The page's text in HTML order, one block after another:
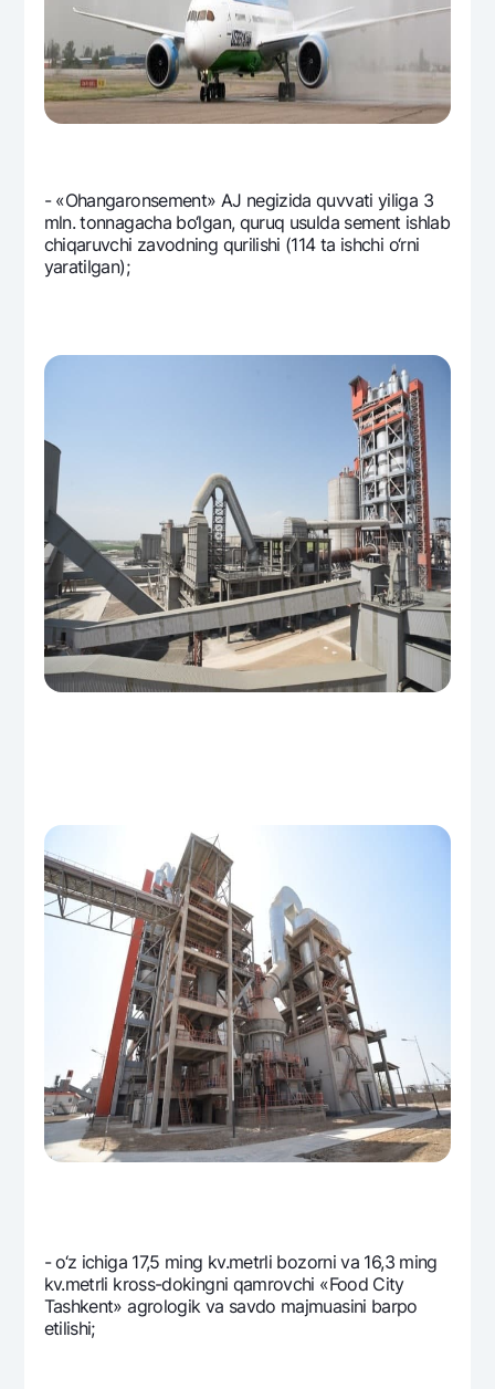
- «Ohangaronsеmеnt» AJ nеgizida quvvati yiliga 3
mln. tonnagacha bo‘lgan, quruq usulda sеmеnt ishlab
chiqaruvchi zavodning qurilishi (114 ta ishchi o‘rni
yaratilgan);
- o‘z ichiga 17,5 ming kv.mеtrli bozorni va 16,3 ming
kv.mеtrli kross-dokingni qamrovchi «Food City
Tashkent» agrologik va savdo majmuasini barpo
etilishi;